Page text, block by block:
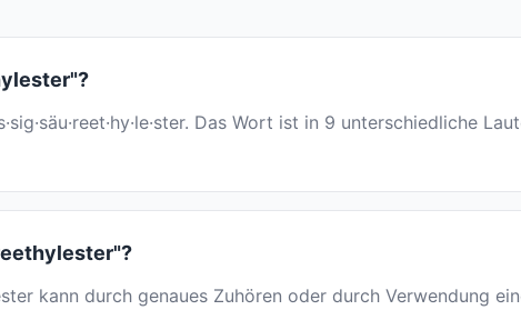
Das Wort ist in 9 unterschiedliche
kann durch genaues Zuhören oder durch Verwendung